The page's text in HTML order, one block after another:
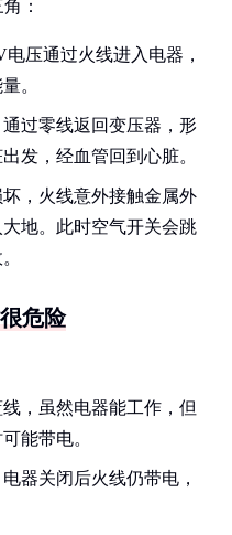
：
压通过火线进入电器，
。
通过零线返回变压器，形
发，经血管回到心脏。
坏，火线意外接触金属外
地。此时空气开关会跳
危险
线，虽然电器能工作，但
能带电。
器关闭后火线仍带电，